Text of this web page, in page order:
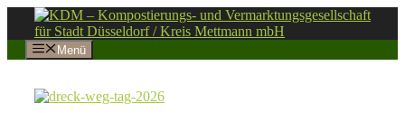
Inhalt
springen Menü